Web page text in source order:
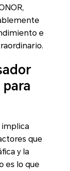
e
implica
que
y la
es lo que